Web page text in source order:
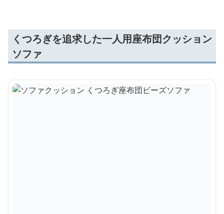
くつろぎを追求した一人用座布団クッション
ソファ